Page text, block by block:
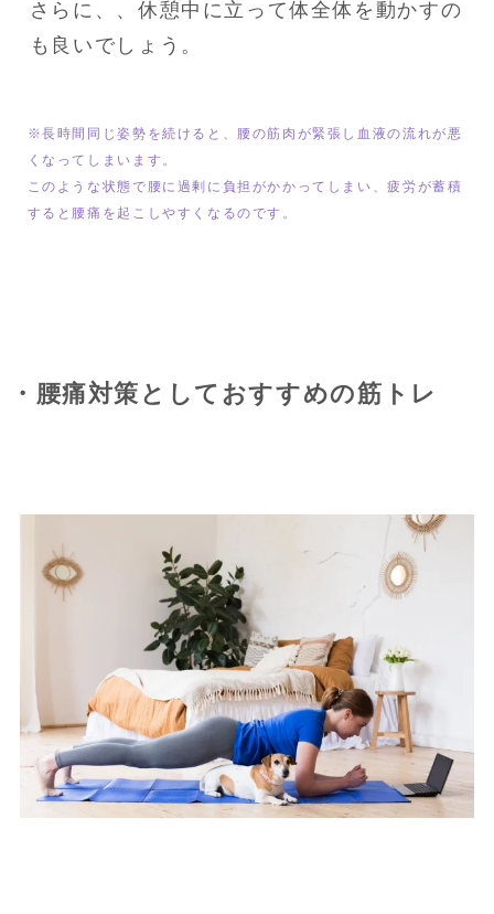
さらに、、休憩中に立って体全体を動かすの
も良いでしょう。
※長時間同じ姿勢を続けると、腰の筋肉が緊張し血液の流れが悪
くなってしまいます。
このような状態で腰に過剰に負担がかかってしまい、疲労が蓄積
すると腰痛を起こしやすくなるのです。
・腰痛対策としておすすめの筋トレ